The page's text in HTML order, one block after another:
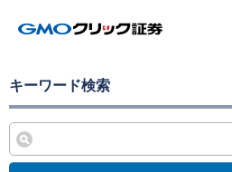
キーワード検索